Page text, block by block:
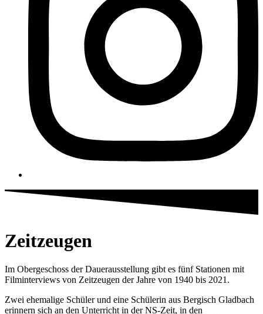
Zeitzeugen
Im Obergeschoss der Dauerausstellung gibt es fünf Stationen mit
Filminterviews von Zeitzeugen der Jahre von 1940 bis 2021.
Zwei ehemalige Schüler und eine Schülerin aus Bergisch Gladbach
erinnern sich an den Unterricht in der NS-Zeit, in den